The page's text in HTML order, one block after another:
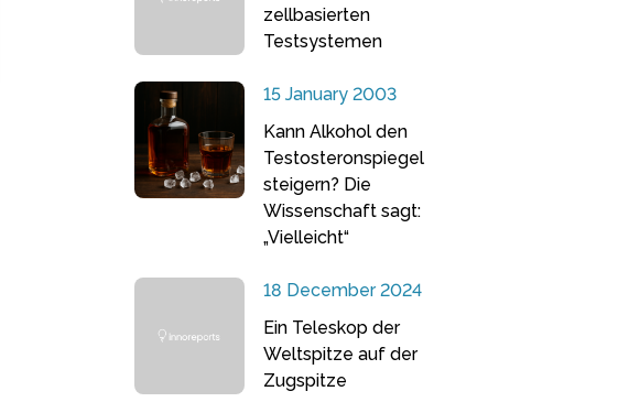
zellbasierten
Testsystemen
15 January 2003
Kann Alkohol den
Testosteronspiegel
steigern? Die
Wissenschaft sagt:
„Vielleicht“
18 December 2024
Ein Teleskop der
Weltspitze auf der
Zugspitze